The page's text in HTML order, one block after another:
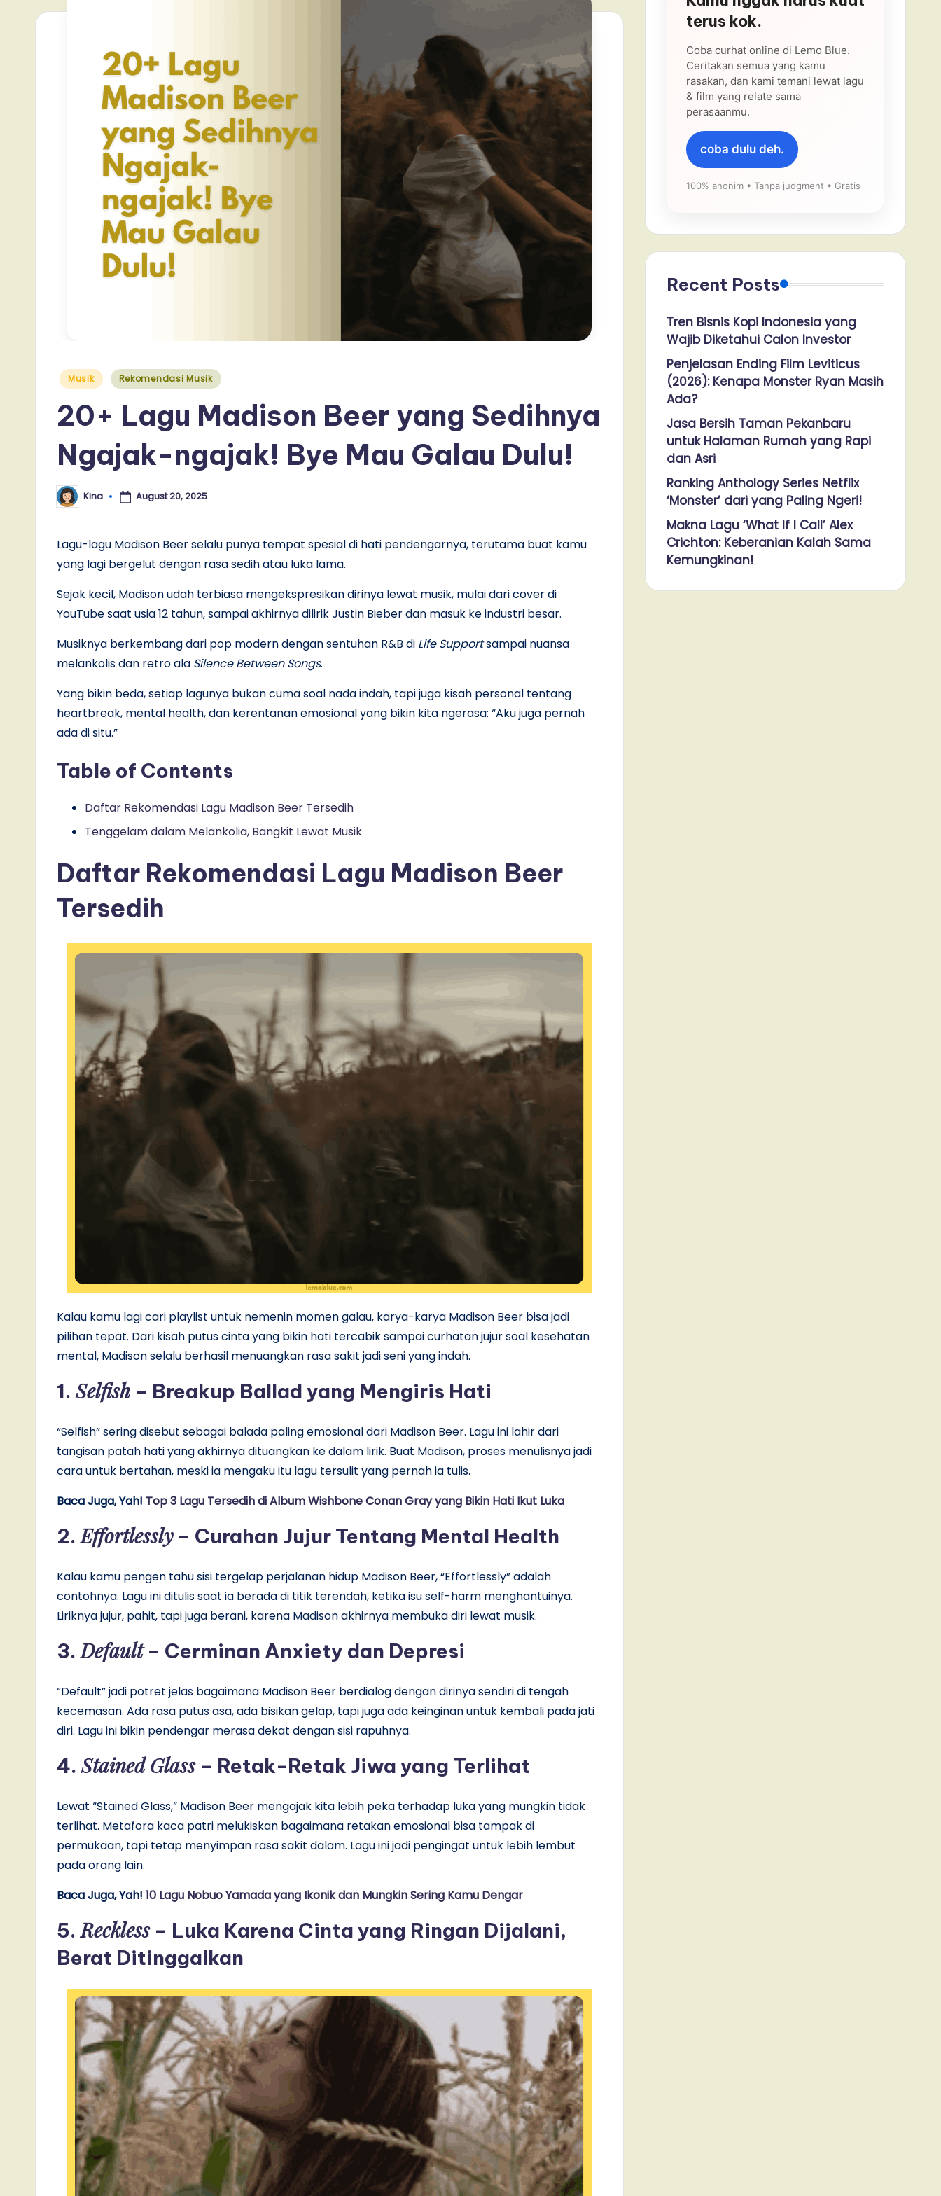
Posted
Musik Rekomendasi Musik
20+ Lagu Madison Beer yang Sedihnya
Ngajak-ngajak! Bye Mau Galau Dulu!
Posted
by
Kina August 20, 2025
Lagu-lagu Madison Beer selalu punya tempat spesial di hati pendengarnya, terutama buat kamu
yang lagi bergelut dengan rasa sedih atau luka lama.
Sejak kecil, Madison udah terbiasa mengekspresikan dirinya lewat musik, mulai dari cover di
YouTube saat usia 12 tahun, sampai akhirnya dilirik Justin Bieber dan masuk ke industri besar.
Musiknya berkembang dari pop modern dengan sentuhan R&B di Life Supportsampai nuansa
melankolis dan retro ala Silence Between Songs.
Yang bikin beda, setiap lagunya bukan cuma soal nada indah, tapi juga kisah personal tentang
heartbreak, mental health, dan kerentanan emosional yang bikin kita ngerasa: “Aku juga pernah
ada di situ.”
Table of Contents
Daftar Rekomendasi Lagu Madison Beer Tersedih
Tenggelam dalam Melankolia, Bangkit Lewat Musik
Daftar Rekomendasi Lagu Madison Beer
Tersedih
Kalau kamu lagi cari playlist untuk nemenin momen galau, karya-karya Madison Beer bisa jadi
pilihan tepat. Dari kisah putus cinta yang bikin hati tercabik sampai curhatan jujur soal kesehatan
mental, Madison selalu berhasil menuangkan rasa sakit jadi seni yang indah.
1.Selfish – Breakup Ballad yang Mengiris Hati
“Selfish” sering disebut sebagai balada paling emosional dari Madison Beer. Lagu ini lahir dari
tangisan patah hati yang akhirnya dituangkan ke dalam lirik. Buat Madison, proses menulisnya jadi
cara untuk bertahan, meski ia mengaku itu lagu tersulit yang pernah ia tulis.
Baca Juga, Yah! Top 3 Lagu Tersedih di Album Wishbone Conan Gray yang Bikin Hati Ikut Luka
2.Effortlessly– Curahan Jujur Tentang Mental Health
Kalau kamu pengen tahu sisi tergelap perjalanan hidup Madison Beer, “Effortlessly” adalah
contohnya. Lagu ini ditulis saat ia berada di titik terendah, ketika isu self-harm menghantuinya.
Liriknya jujur, pahit, tapi juga berani, karena Madison akhirnya membuka diri lewat musik.
3.Default– Cerminan Anxiety dan Depresi
“Default” jadi potret jelas bagaimana Madison Beer berdialog dengan dirinya sendiri di tengah
kecemasan. Ada rasa putus asa, ada bisikan gelap, tapi juga ada keinginan untuk kembali pada jati
diri. Lagu ini bikin pendengar merasa dekat dengan sisi rapuhnya.
4.Stained Glass– Retak-Retak Jiwa yang Terlihat
Lewat “Stained Glass,” Madison Beer mengajak kita lebih peka terhadap luka yang mungkin tidak
terlihat. Metafora kaca patri melukiskan bagaimana retakan emosional bisa tampak di
permukaan, tapi tetap menyimpan rasa sakit dalam. Lagu ini jadi pengingat untuk lebih lembut
pada orang lain.
Baca Juga, Yah! 10 Lagu Nobuo Yamada yang Ikonik dan Mungkin Sering Kamu Dengar
5.Reckless– Luka Karena Cinta yang Ringan Dijalani,
Berat Ditinggalkan
terus kok.
Coba curhat online di Lemo Blue.
Ceritakan semua yang kamu
rasakan, dan kami temani lewat lagu
& film yang relate sama
perasaanmu.
coba dulu deh.
100% anonim • Tanpa judgment • Gratis
Recent Posts
Tren Bisnis Kopi Indonesia yang
Wajib Diketahui Calon Investor
Penjelasan Ending Film Leviticus
(2026): Kenapa Monster Ryan Masih
Ada?
Jasa Bersih Taman Pekanbaru
untuk Halaman Rumah yang Rapi
dan Asri
Ranking Anthology Series Netflix
‘Monster’ dari yang Paling Ngeri!
Makna Lagu ‘What If I Call’ Alex
Crichton: Keberanian Kalah Sama
Kemungkinan!